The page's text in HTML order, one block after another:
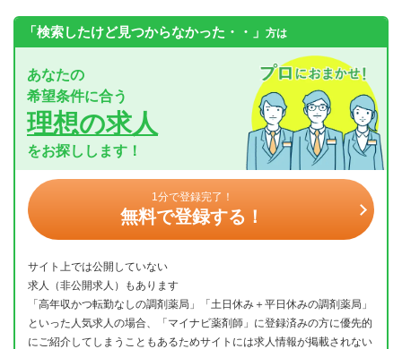
「検索したけど見つからなかった・・」 方は
あなたの
希望条件に合う
理想の求人
をお探しします！
1分で登録完了！
無料で登録する！
サイト上では公開していない
求人（非公開求人）もあります
「高年収かつ転勤なしの調剤薬局」「土日休み＋平日休みの調剤薬局」
といった人気求人の場合、「マイナビ薬剤師」に登録済みの方に優先的
にご紹介してしまうこともあるためサイトには求人情報が掲載されない